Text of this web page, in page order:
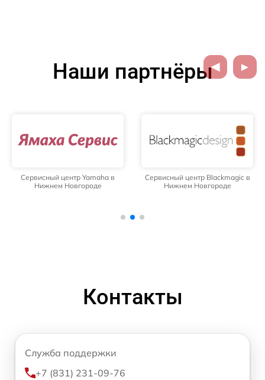
Наши партнёры
Сервисный центр Yamaha в
Нижнем Новгороде
Сервисный центр Blackmagic в
Нижнем Новгороде
Контакты
Служба поддержки
+7 (831) 231-09-76